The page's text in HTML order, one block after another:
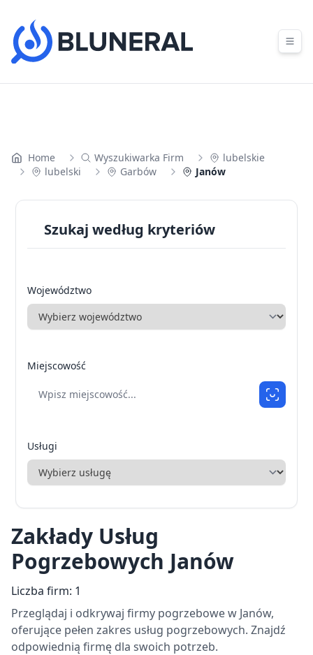
Home Wyszukiwarka Firm
lubelskie
lubelski
Garbów Janów
Szukaj według kryteriów
Województwo
Miejscowość
Usługi
Zakłady Usług
Pogrzebowych Janów
Liczba firm: 1
Przeglądaj i odkrywaj firmy pogrzebowe w Janów,
oferujące pełen zakres usług pogrzebowych. Znajdź
odpowiednią firmę dla swoich potrzeb.